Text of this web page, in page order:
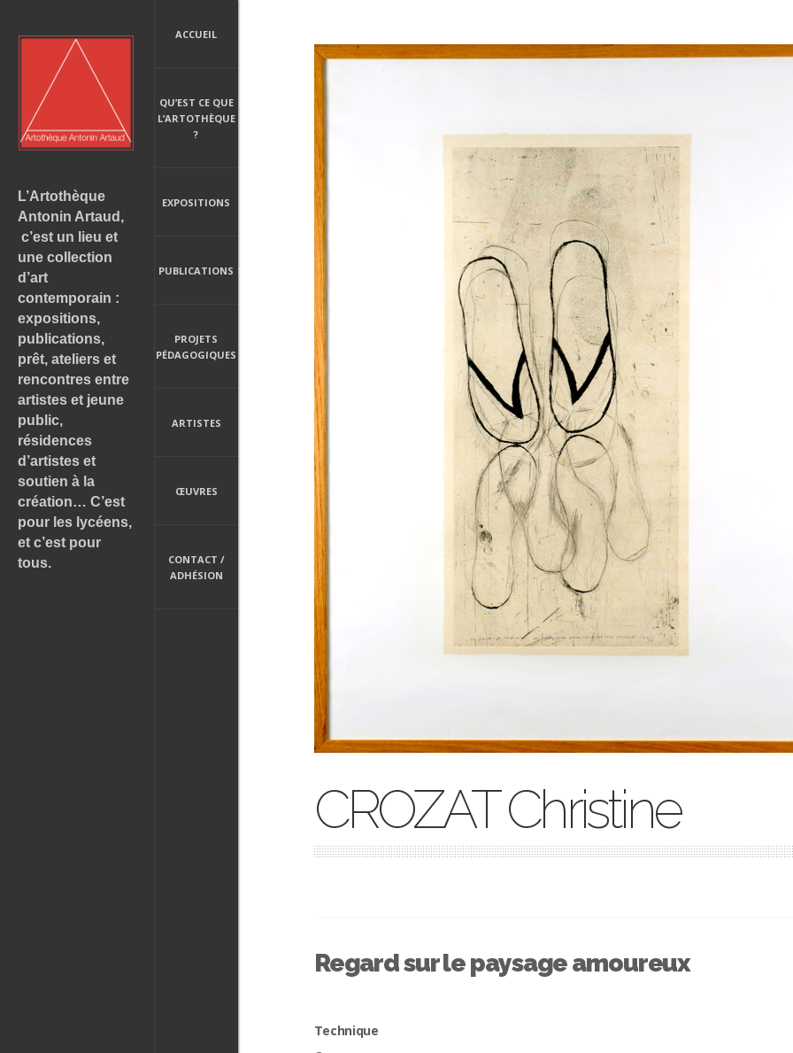
ACCUEIL
QU’EST CE QUE
L’ARTOTHÈQUE
?
EXPOSITIONS
PUBLICATIONS
PROJETS
PÉDAGOGIQUES
ARTISTES
ŒUVRES
CONTACT /
ADHÉSION
L’Artothèque
Antonin Artaud,
c’est un lieu et
une collection
d’art
contemporain :
expositions,
publications,
prêt, ateliers et
rencontres entre
artistes et jeune
public,
résidences
d’artistes et
soutien à la
création… C’est
pour les lycéens,
et c’est pour
tous.
CROZAT Christine
Regard sur le paysage amoureux
Technique